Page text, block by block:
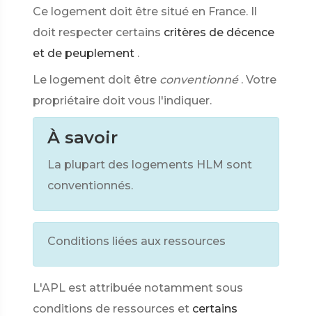
Ce logement doit être situé en France. Il
doit respecter certains critères de décence
et de peuplement .
Le logement doit être conventionné . Votre
propriétaire doit vous l'indiquer.
À savoir
La plupart des logements HLM sont
conventionnés.
Conditions liées aux ressources
L'APL est attribuée notamment sous
conditions de ressources et certains